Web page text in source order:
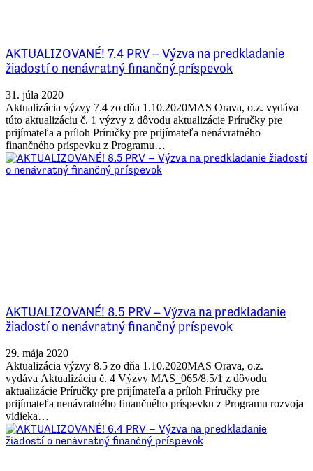
AKTUALIZOVANÉ! 7.4 PRV – Výzva na predkladanie
žiadostí o nenávratný finančný príspevok
31. júla 2020
Aktualizácia výzvy 7.4 zo dňa 1.10.2020MAS Orava, o.z. vydáva
túto aktualizáciu č. 1 výzvy z dôvodu aktualizácie Príručky pre
prijímateľa a príloh Príručky pre prijímateľa nenávratného
finančného príspevku z Programu…
AKTUALIZOVANÉ! 8.5 PRV – Výzva na predkladanie
žiadostí o nenávratný finančný príspevok
29. mája 2020
Aktualizácia výzvy 8.5 zo dňa 1.10.2020MAS Orava, o.z.
vydáva Aktualizáciu č. 4 Výzvy MAS_065/8.5/1 z dôvodu
aktualizácie Príručky pre prijímateľa a príloh Príručky pre
prijímateľa nenávratného finančného príspevku z Programu rozvoja
vidieka…